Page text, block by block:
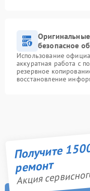
безопасное
Использование
аккуратная работа с
резервное
восстановление
Получите
ремонт
Акция